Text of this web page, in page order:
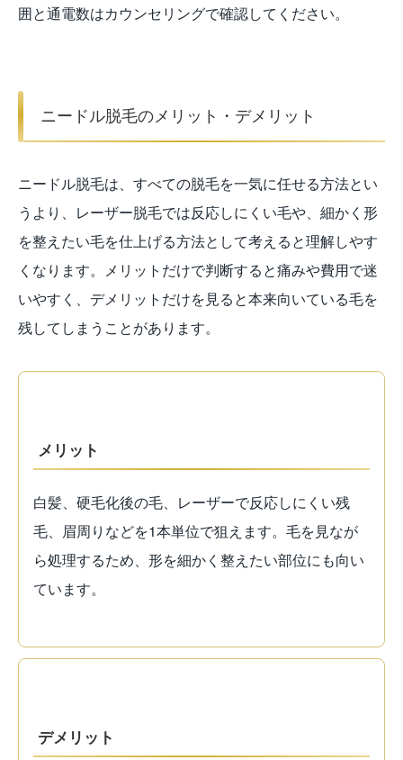
囲と通電数はカウンセリングで確認してください。
ニードル脱毛のメリット・デメリット
ニードル脱毛は、すべての脱毛を一気に任せる方法とい
うより、レーザー脱毛では反応しにくい毛や、細かく形
を整えたい毛を仕上げる方法として考えると理解しやす
くなります。メリットだけで判断すると痛みや費用で迷
いやすく、デメリットだけを見ると本来向いている毛を
残してしまうことがあります。
メリット
白髪、硬毛化後の毛、レーザーで反応しにくい残
毛、眉周りなどを1本単位で狙えます。毛を見なが
ら処理するため、形を細かく整えたい部位にも向い
ています。
デメリット